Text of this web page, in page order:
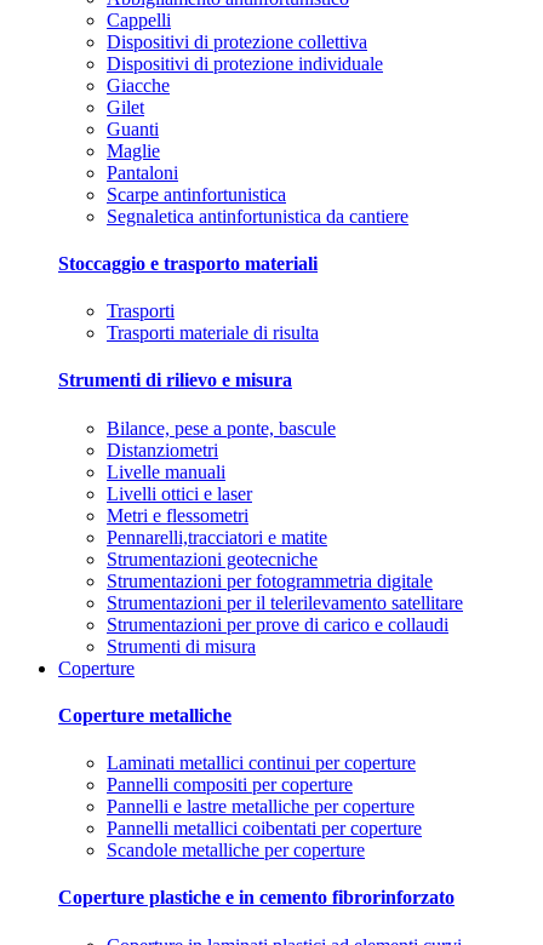
Cappelli
Dispositivi di protezione collettiva
Dispositivi di protezione individuale
Giacche
Gilet
Guanti
Maglie
Pantaloni
Scarpe antinfortunistica
Segnaletica antinfortunistica da cantiere
Stoccaggio e trasporto materiali
Trasporti
Trasporti materiale di risulta
Strumenti di rilievo e misura
Bilance, pese a ponte, bascule
Distanziometri
Livelle manuali
Livelli ottici e laser
Metri e flessometri
Pennarelli,tracciatori e matite
Strumentazioni geotecniche
Strumentazioni per fotogrammetria digitale
Strumentazioni per il telerilevamento satellitare
Strumentazioni per prove di carico e collaudi
Strumenti di misura
Coperture
Coperture metalliche
Laminati metallici continui per coperture
Pannelli compositi per coperture
Pannelli e lastre metalliche per coperture
Pannelli metallici coibentati per coperture
Scandole metalliche per coperture
Coperture plastiche e in cemento fibrorinforzato